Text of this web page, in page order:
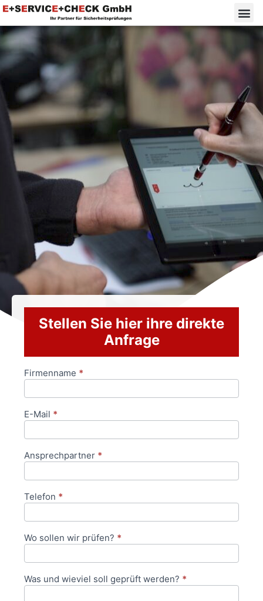
Stellen Sie hier ihre direkte
Anfrage
Anfrageformular
Firmenname *
E-Mail *
Ansprechpartner *
Telefon *
Wo sollen wir prüfen? *
Was und wieviel soll geprüft werden? *